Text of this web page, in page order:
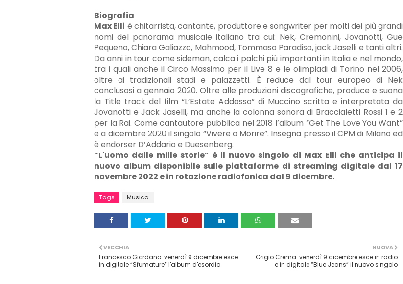
Biografia
Max Elli è chitarrista, cantante, produttore e songwriter per molti dei più grandi
nomi del panorama musicale italiano tra cui: Nek, Cremonini, Jovanotti, Gue
Pequeno, Chiara Galiazzo, Mahmood, Tommaso Paradiso, jack Jaselli e tanti altri.
Da anni in tour come sideman, calca i palchi più importanti in Italia e nel mondo,
tra i quali anche il Circo Massimo per il Live 8 e le olimpiadi di Torino nel 2006,
oltre ai tradizionali stadi e palazzetti. È reduce dal tour europeo di Nek
conclusosi a gennaio 2020. Oltre alle produzioni discografiche, produce e suona
la Title track del film “L’Estate Addosso” di Muccino scritta e interpretata da
Jovanotti e Jack Jaselli, ma anche la colonna sonora di Braccialetti Rossi 1 e 2
per la Rai. Come cantautore pubblica nel 2018 l’album “Get The Love You Want”
e a dicembre 2020 il singolo “Vivere o Morire”. Insegna presso il CPM di Milano ed
è endorser D’Addario e Duesenberg.
“L'uomo dalle mille storie” è il nuovo singolo di Max Elli che anticipa il
nuovo album disponibile sulle piattaforme di streaming digitale dal 17
novembre 2022 e in rotazione radiofonica dal 9 dicembre.
Tags Musica
NUOVA
Grigio Crema: venerdì 9 dicembre esce in radio
e in digitale “Blue Jeans” il nuovo singolo
VECCHIA
Francesco Giordano: venerdì 9 dicembre esce
in digitale “Sfumature” l'album d'esordio